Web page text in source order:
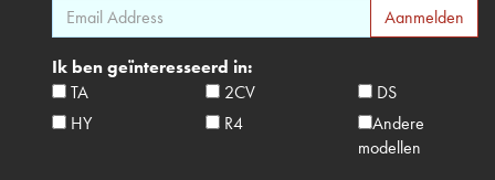
Ik ben geïnteresseerd in:
TA
2CV
DS
HY
R4
Andere
modellen